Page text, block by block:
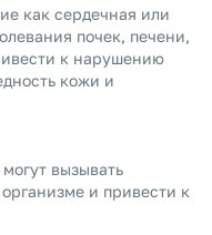
как сердечная или
почек, печени,
к нарушению
кожи и
вызывать
и привести к